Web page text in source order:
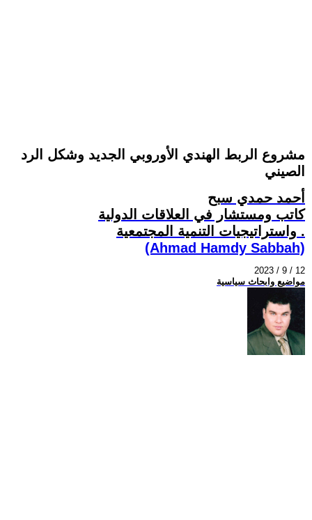
مشروع الربط الهندي الأوروبي الجديد وشكل الرد
الصيني
أحمد حمدي سبح
كاتب ومستشار في العلاقات الدولية
واستراتيجيات التنمية المجتمعية .
(Ahmad Hamdy Sabbah)
2023 / 9 / 12
مواضيع وابحاث سياسية